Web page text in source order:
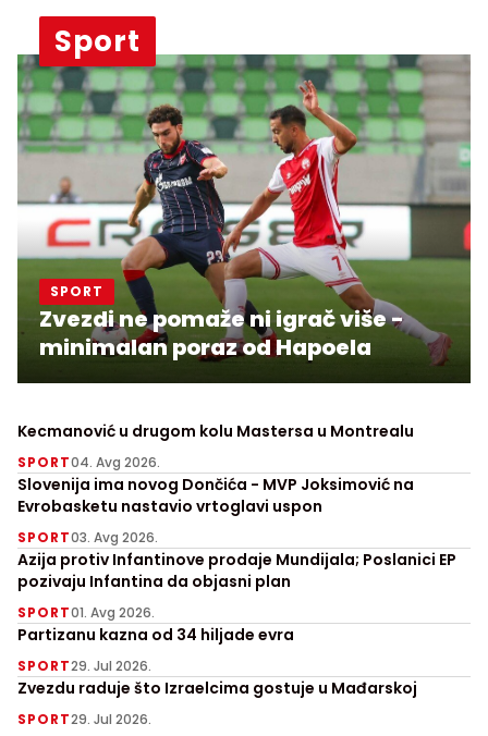
Sport
SPORT
Zvezdi ne pomaže ni igrač više -
minimalan poraz od Hapoela
Kecmanović u drugom kolu Mastersa u Montrealu
SPORT04. Avg 2026.
Slovenija ima novog Dončića - MVP Joksimović na
Evrobasketu nastavio vrtoglavi uspon
SPORT03. Avg 2026.
Azija protiv Infantinove prodaje Mundijala; Poslanici EP
pozivaju Infantina da objasni plan
SPORT01. Avg 2026.
Partizanu kazna od 34 hiljade evra
SPORT29. Jul 2026.
Zvezdu raduje što Izraelcima gostuje u Mađarskoj
SPORT29. Jul 2026.